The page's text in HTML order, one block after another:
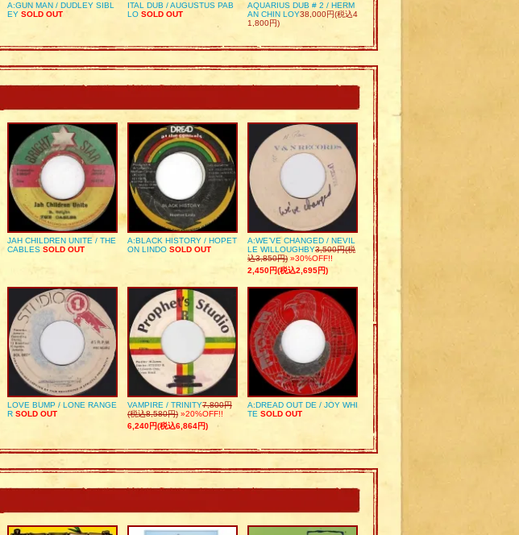
A:GUN MAN / DUDLEY SIBL
EY SOLD OUT
ITAL DUB / AUGUSTUS PAB
LO SOLD OUT
AQUARIUS DUB # 2 / HERM
AN CHIN LOY38,000円(税込4
1,800円)
JAH CHILDREN UNITE / THE
CABLES SOLD OUT
A:BLACK HISTORY / HOPET
ON LINDO SOLD OUT
A:WE’VE CHANGED / NEVIL
LE WILLOUGHBY3,500円(税
込3,850円) »30%OFF!!
2,450円(税込2,695円)
LOVE BUMP / LONE RANGE
R SOLD OUT
VAMPIRE / TRINITY7,800円
(税込8,580円) »20%OFF!!
6,240円(税込6,864円)
A:DREAD OUT DE / JOY WHI
TE SOLD OUT